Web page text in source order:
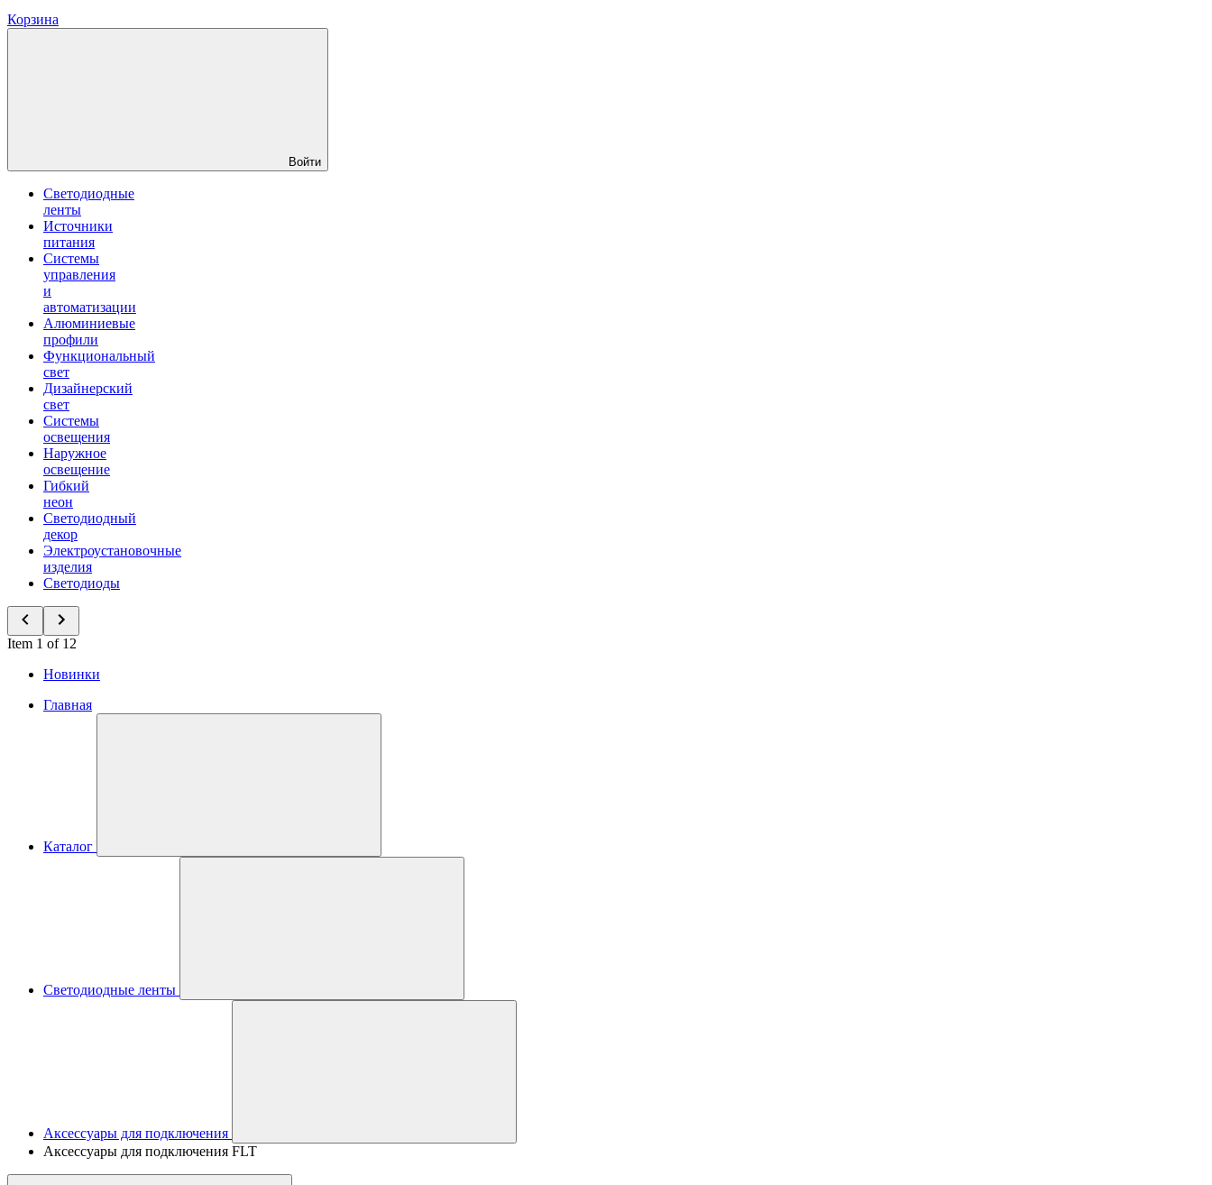
Корзина
Войти
Светодиодные
ленты
Источники
питания
Системы
управления
и
автоматизации
Алюминиевые
профили
Функциональный
свет
Дизайнерский
свет
Системы
освещения
Наружное
освещение
Гибкий
неон
Светодиодный
декор
Электроустановочные
изделия
Светодиоды
Item 1 of 12
Новинки
Главная
Каталог
Светодиодные ленты
Аксессуары для подключения
Аксессуары для подключения FLT